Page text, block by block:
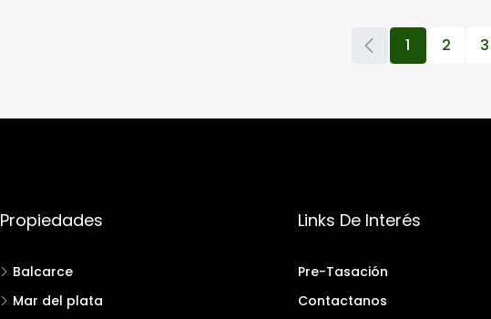
1 2 3
Propiedades
Balcarce
Mar del plata
Links De Interés
Pre-Tasación
Contactanos